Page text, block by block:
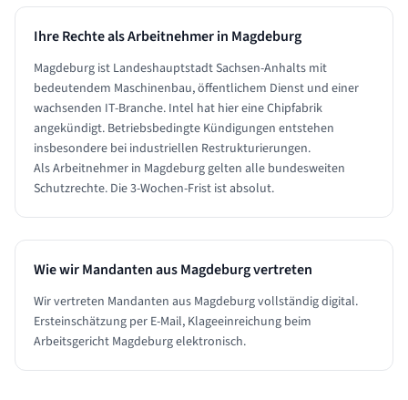
Ihre Rechte als Arbeitnehmer in Magdeburg
Magdeburg ist Landeshauptstadt Sachsen-Anhalts mit
bedeutendem Maschinenbau, öffentlichem Dienst und einer
wachsenden IT-Branche. Intel hat hier eine Chipfabrik
angekündigt. Betriebsbedingte Kündigungen entstehen
insbesondere bei industriellen Restrukturierungen.
Als Arbeitnehmer in Magdeburg gelten alle bundesweiten
Schutzrechte. Die 3-Wochen-Frist ist absolut.
Wie wir Mandanten ausMagdeburgvertreten
Wir vertreten Mandanten aus Magdeburg vollständig digital.
Ersteinschätzung per E-Mail, Klageeinreichung beim
Arbeitsgericht Magdeburg elektronisch.